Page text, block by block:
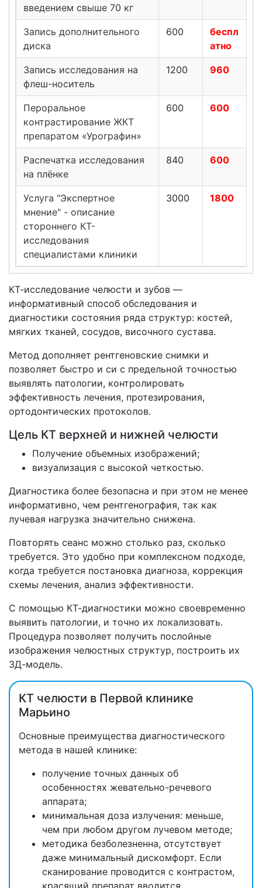
введением свыше 70 кг
Запись дополнительного
диска
600
беспл
атно
Запись исследования на
флеш-носитель
1200 960
Пероральное
контрастирование ЖКТ
препаратом «Урографин»
600 600
Распечатка исследования
на плёнке
840 600
Услуга "Экспертное
мнение" - описание
стороннего КТ-
исследования
специалистами клиники
3000 1800
КТ-исследование челюсти и зубов —
информативный способ обследования и
диагностики состояния ряда структур: костей,
мягких тканей, сосудов, височного сустава.
Метод дополняет рентгеновские снимки и
позволяет быстро и си с предельной точностью
выявлять патологии, контролировать
эффективность лечения, протезирования,
ортодонтических протоколов.
Цель КТ верхней и нижней челюсти
Получение объемных изображений;
визуализация с высокой четкостью.
Диагностика более безопасна и при этом не менее
информативно, чем рентгенография, так как
лучевая нагрузка значительно снижена.
Повторять сеанс можно столько раз, сколько
требуется. Это удобно при комплексном подходе,
когда требуется постановка диагноза, коррекция
схемы лечения, анализ эффективности.
С помощью КТ-диагностики можно своевременно
выявить патологии, и точно их локализовать.
Процедура позволяет получить послойные
изображения челюстных структур, построить их
3Д-модель.
КТ челюсти в Первой клинике
Марьино
Основные преимущества диагностического
метода в нашей клинике:
получение точных данных об
особенностях жевательно-речевого
аппарата;
минимальная доза излучения: меньше,
чем при любом другом лучевом методе;
методика безболезненна, отсутствует
даже минимальный дискомфорт. Если
сканирование проводится с контрастом,
красящий препарат вводится